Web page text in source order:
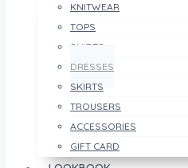
KNITWEAR
TOPS
SHIRTS
DRESSES
SKIRTS
TROUSERS
ACCESSORIES
GIFT CARD